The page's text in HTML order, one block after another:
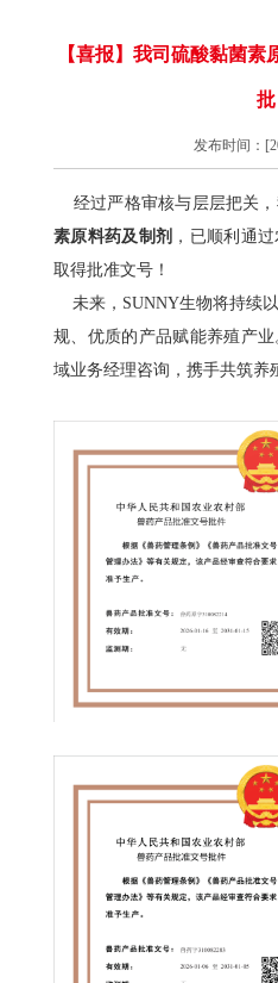
【喜报】我司硫酸黏菌
批
发布时间：
经过严格审核与层层把关
素原料药及制剂 ，已顺利通
取得批准文号！
未来，SUNNY生物将持续
规、优质的产品赋能养殖产
域业务经理咨询，携手共筑养